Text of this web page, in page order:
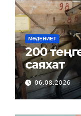
МӘДЕНИЕТ
200 теңгемен
саяхат
06.08.2026